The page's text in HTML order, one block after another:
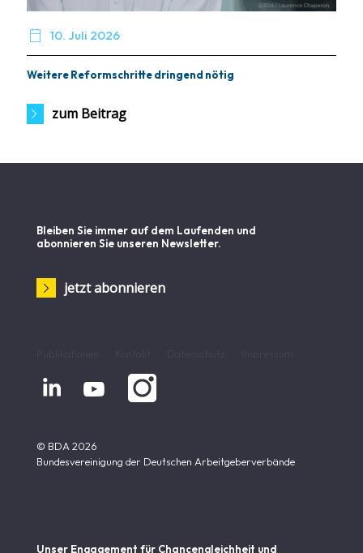
 10. Juli 2026
Weitere Reformschritte dringend nötig
zum Beitrag
Bleiben Sie immer auf dem Laufenden und
abonnieren Sie unseren Newsletter.
jetzt abonnieren
 
© BDA 2026
Bundesvereinigung der Deutschen Arbeitgeberverbände
Unser Engagement für Chancen­gleichheit und